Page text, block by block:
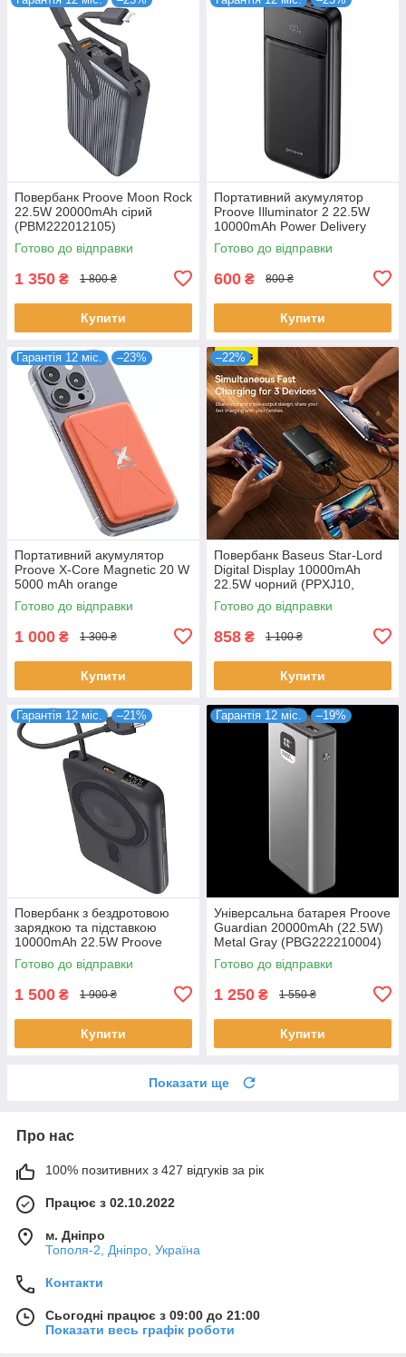
Повербанк Proove Moon Rock
22.5W 20000mAh сірий
(PBM222012105)
Готово до відправки
1 350 ₴ 1 800 ₴
Купити
Портативний акумулятор
Proove Illuminator 2 22.5W
10000mAh Power Delivery
Чорний (PBIP10212201)
Готово до відправки
600 ₴ 800 ₴
Купити
Гарантія 12 міс. –23%
Портативний акумулятор
Proove X-Core Magnetic 20 W
5000 mAh orange
(PNXC20010018)
Готово до відправки
1 000 ₴ 1 300 ₴
Купити
–22%
Повербанк Baseus Star-Lord
Digital Display 10000mAh
22.5W чорний (PPXJ10,
PPXJ100001)
Готово до відправки
858 ₴ 1 100 ₴
Купити
Гарантія 12 міс. –21%
Повербанк з бездротовою
зарядкою та підставкою
10000mAh 22.5W Proove
Moon Rock 2in1 iWatch QI
сірий (PBR122012105)
Готово до відправки
1 500 ₴ 1 900 ₴
Купити
Гарантія 12 міс. –19%
Універсальна батарея Proove
Guardian 20000mAh (22.5W)
Metal Gray (PBG222210004)
Готово до відправки
1 250 ₴ 1 550 ₴
Купити
Показати ще
Про нас
100% позитивних з 427 відгуків за рік
Працює з 02.10.2022
м. Дніпро
Тополя-2, Дніпро, Україна
Контакти
Сьогодні працює з 09:00 до 21:00
Показати весь графік роботи